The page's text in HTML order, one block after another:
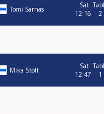
Tomi Sarnas
Sat
12:16
2
Mika Stolt
Sat
12:47
1